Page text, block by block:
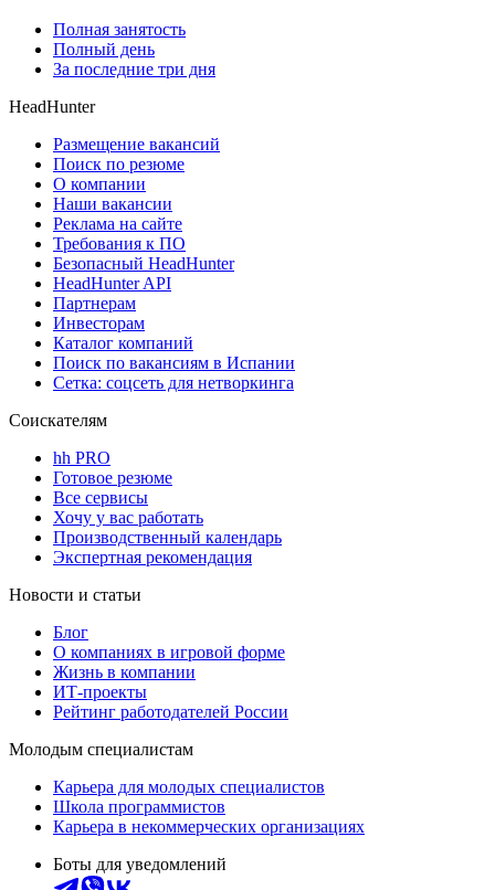
Полная занятость
Полный день
За последние три дня
HeadHunter
Размещение вакансий
Поиск по резюме
О компании
Наши вакансии
Реклама на сайте
Требования к ПО
Безопасный HeadHunter
HeadHunter API
Партнерам
Инвесторам
Каталог компаний
Поиск по вакансиям в Испании
Сетка: соцсеть для нетворкинга
Соискателям
hh PRO
Готовое резюме
Все сервисы
Хочу у вас работать
Производственный календарь
Экспертная рекомендация
Новости и статьи
Блог
О компаниях в игровой форме
Жизнь в компании
ИТ-проекты
Рейтинг работодателей России
Молодым специалистам
Карьера для молодых специалистов
Школа программистов
Карьера в некоммерческих организациях
Боты для уведомлений